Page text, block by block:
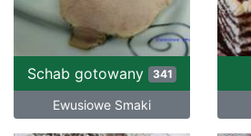
Schab gotowany 341
Ewusiowe Smaki